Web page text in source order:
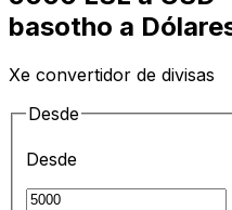
basotho a
Xe convertidor de divisas
Desde
Desde